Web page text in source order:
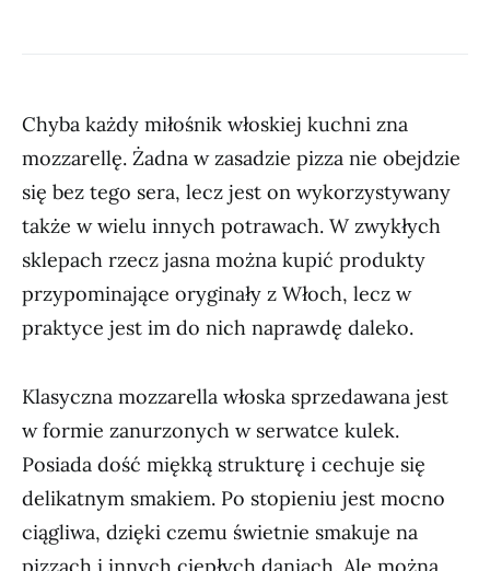
Chyba każdy miłośnik włoskiej kuchni zna
mozzarellę. Żadna w zasadzie pizza nie obejdzie
się bez tego sera, lecz jest on wykorzystywany
także w wielu innych potrawach. W zwykłych
sklepach rzecz jasna można kupić produkty
przypominające oryginały z Włoch, lecz w
praktyce jest im do nich naprawdę daleko.
Klasyczna mozzarella włoska sprzedawana jest
w formie zanurzonych w serwatce kulek.
Posiada dość miękką strukturę i cechuje się
delikatnym smakiem. Po stopieniu jest mocno
ciągliwa, dzięki czemu świetnie smakuje na